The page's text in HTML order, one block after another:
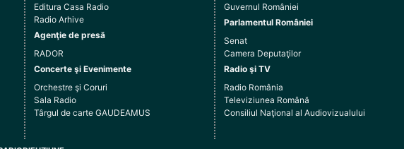
Editura Casa Radio
Radio Arhive
Agenţie de presă
RADOR
Concerte şi Evenimente
Orchestre şi Coruri
Sala Radio
Târgul de carte GAUDEAMUS
Guvernul României
Parlamentul României
Senat
Camera Deputaţilor
Radio şi TV
Radio România
Televiziunea Română
Consiliul Naţional al Audiovizualului